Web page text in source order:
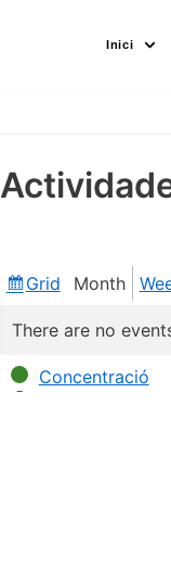
Inici
View
Grid Month
There are no
Categories
Concentració